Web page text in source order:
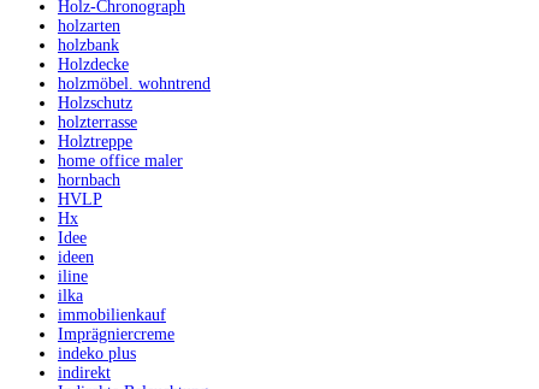
Holz-Chronograph
holzarten
holzbank
Holzdecke
holzmöbel. wohntrend
Holzschutz
holzterrasse
Holztreppe
home office maler
hornbach
HVLP
Hx
Idee
ideen
iline
ilka
immobilienkauf
Imprägniercreme
indeko plus
indirekt